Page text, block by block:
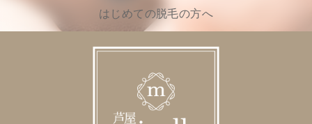
はじめての脱毛の方へ